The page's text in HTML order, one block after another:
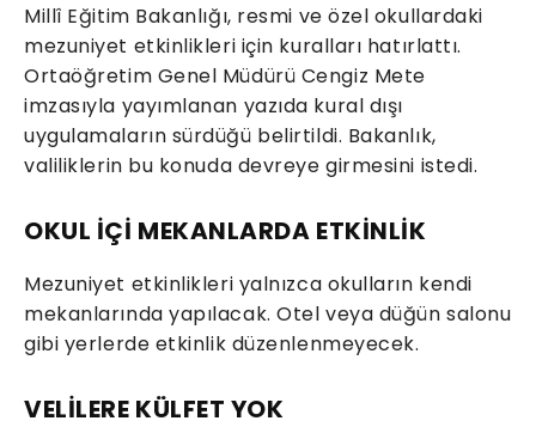
Millî Eğitim Bakanlığı, resmi ve özel okullardaki
mezuniyet etkinlikleri için kuralları hatırlattı.
Ortaöğretim Genel Müdürü Cengiz Mete
imzasıyla yayımlanan yazıda kural dışı
uygulamaların sürdüğü belirtildi. Bakanlık,
valiliklerin bu konuda devreye girmesini istedi.
OKUL İÇİ MEKANLARDA ETKİNLİK
Mezuniyet etkinlikleri yalnızca okulların kendi
mekanlarında yapılacak. Otel veya düğün salonu
gibi yerlerde etkinlik düzenlenmeyecek.
VELİLERE KÜLFET YOK